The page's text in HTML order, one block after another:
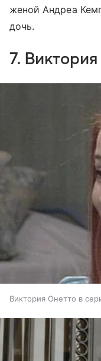
женой Андреа
дочь.
7.
Виктория Онетто в